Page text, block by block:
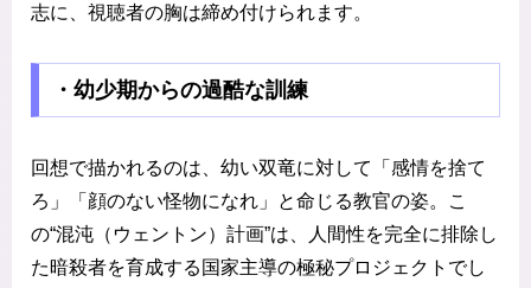
志に、視聴者の胸は締め付けられます。
・幼少期からの過酷な訓練
回想で描かれるのは、幼い双竜に対して「感情を捨て
ろ」「顔のない怪物になれ」と命じる教官の姿。こ
の“混沌（ウェントン）計画”は、人間性を完全に排除し
た暗殺者を育成する国家主導の極秘プロジェクトでし